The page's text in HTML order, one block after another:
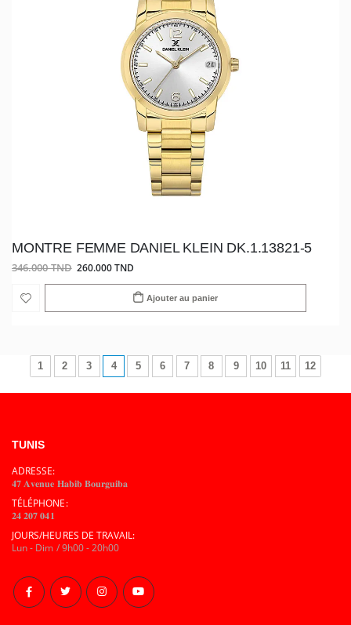
MONTRE FEMME DANIEL KLEIN DK.1.13821-5
346.000 TND 260.000 TND
Ajouter au panier
1 2 3 4 5 6 7 8 9 10 11 12
TUNIS
ADRESSE:
𝟒𝟕 𝐀𝐯𝐞𝐧𝐮𝐞 𝐇𝐚𝐛𝐢𝐛 𝐁𝐨𝐮𝐫𝐠𝐮𝐢𝐛𝐚
TÉLÉPHONE:
𝟐𝟒 𝟐𝟎𝟕 𝟎𝟒𝟏
JOURS/HEURES DE TRAVAIL:
Lun - Dim / 9h00 - 20h00